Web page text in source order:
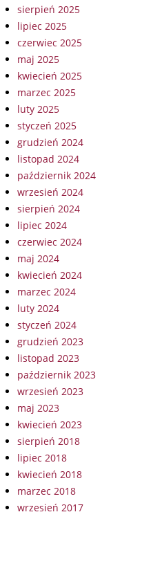
sierpień 2025
lipiec 2025
czerwiec 2025
maj 2025
kwiecień 2025
marzec 2025
luty 2025
styczeń 2025
grudzień 2024
listopad 2024
październik 2024
wrzesień 2024
sierpień 2024
lipiec 2024
czerwiec 2024
maj 2024
kwiecień 2024
marzec 2024
luty 2024
styczeń 2024
grudzień 2023
listopad 2023
październik 2023
wrzesień 2023
maj 2023
kwiecień 2023
sierpień 2018
lipiec 2018
kwiecień 2018
marzec 2018
wrzesień 2017